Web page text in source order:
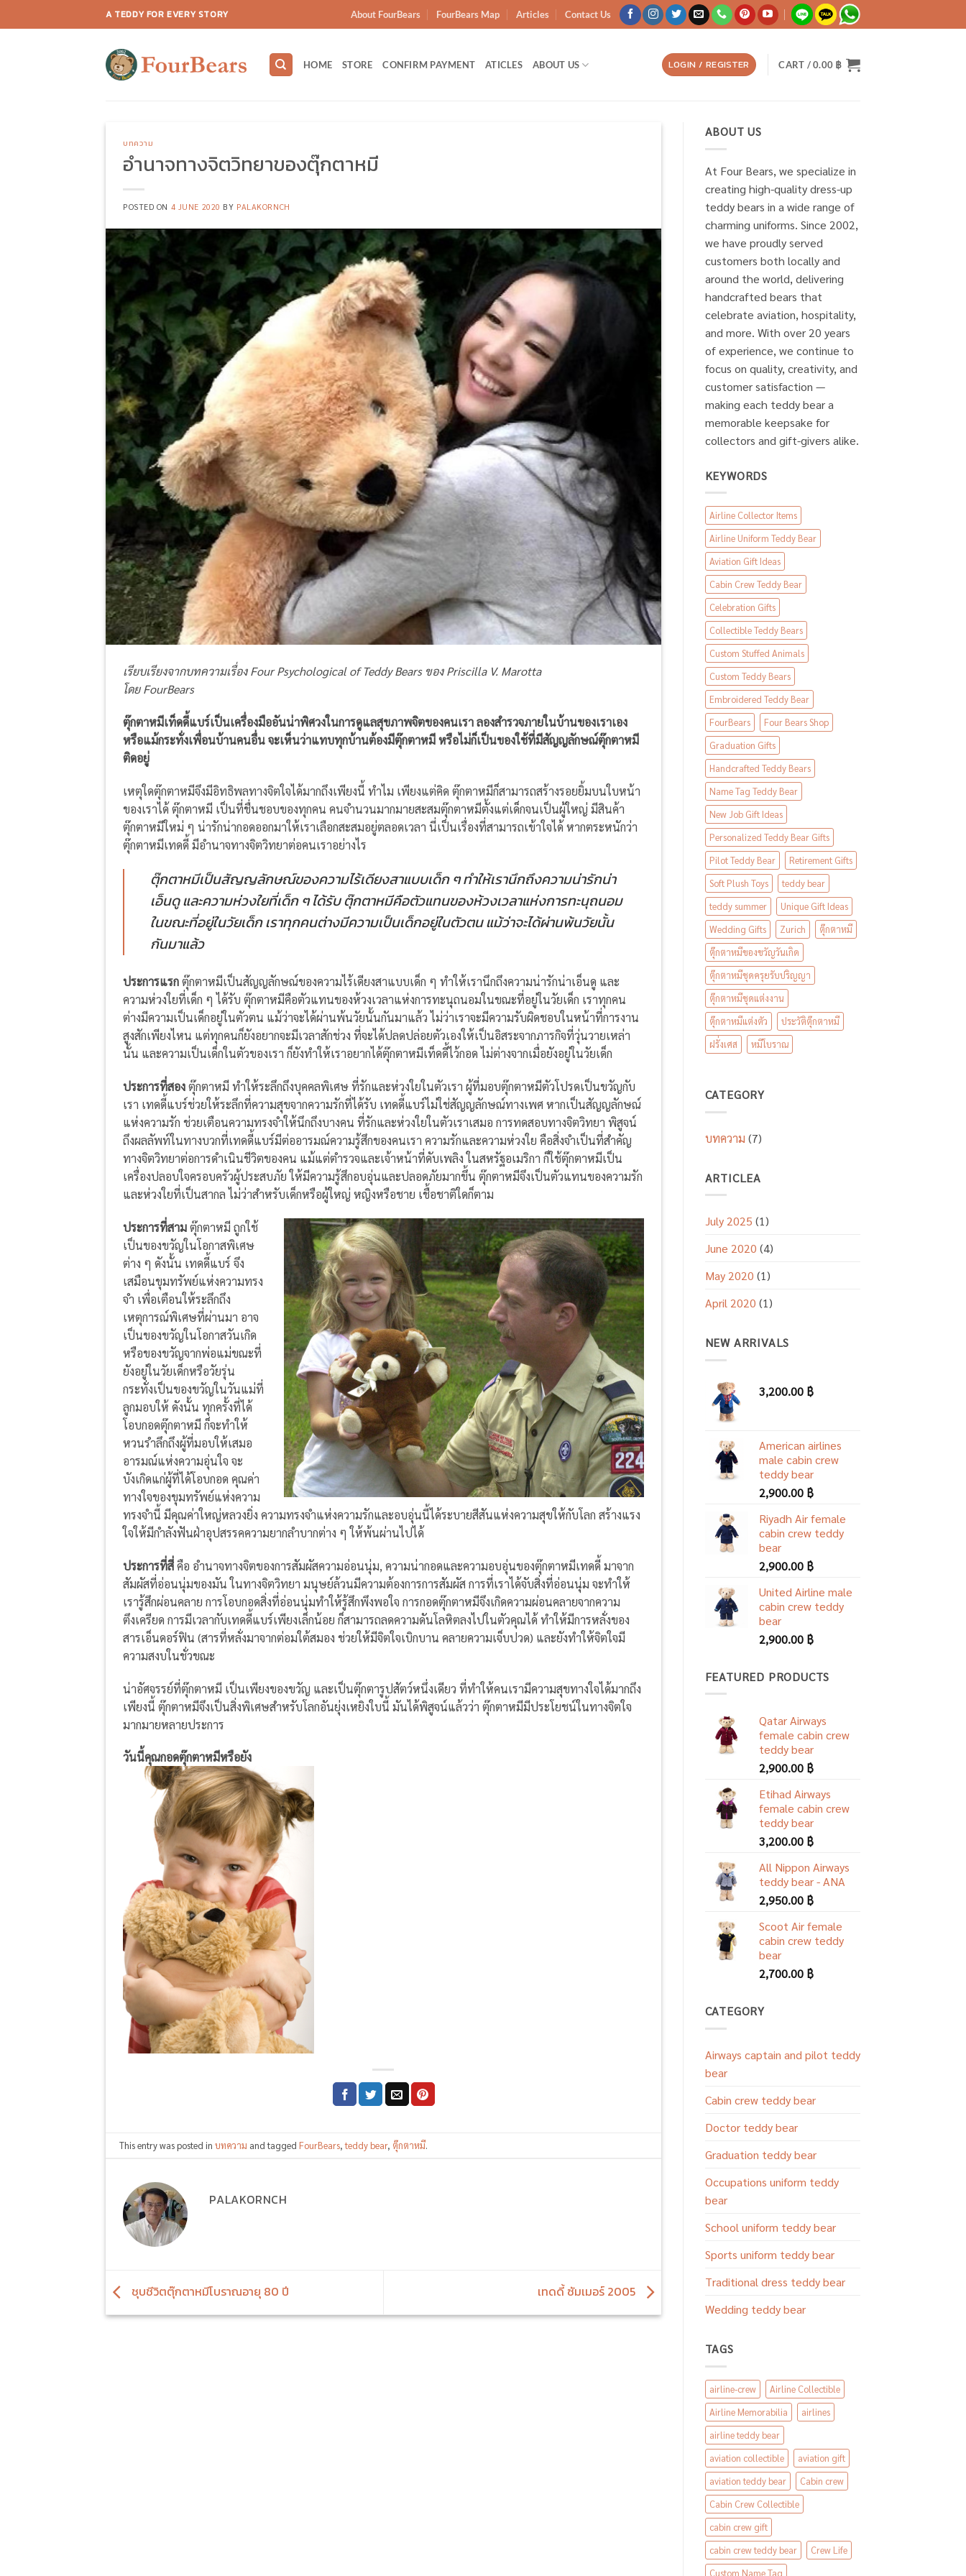
to
A TEDDY FOR EVERY STORY About FourBears FourBears Map Articles Contact Us
HOME STORE CONFIRM PAYMENT ATICLES ABOUT US LOGIN / REGISTER CART /0.00 ฿
บทความ
อำนาจทางจิตวิทยาของตุ๊กตาหมี
POSTED ON 4 JUNE 2020 BY PALAKORNCH
เรียบเรียงจากบทความเรื่อง Four Psychological of Teddy Bears ของ Priscilla V. Marotta
โดย FourBears
ตุ๊กตาหมีเท็ดดี้แบร์เป็นเครื่องมืออันน่าพิศวงในการดูแลสุขภาพจิตของคนเรา ลองสำรวจภายในบ้านของเราเอง
หรือแม้กระทั่งเพื่อนบ้านคนอื่น จะเห็นว่าแทบทุกบ้านต้องมีตุ๊กตาหมี หรือไม่ก็เป็นของใช้ที่มีสัญญลักษณ์ตุ๊กตาหมี
ติดอยู่
เหตุใดตุ๊กตาหมีจึงมีอิทธิพลทางจิตใจได้มากถึงเพียงนี้ ทำไม เพียงแต่คิด ตุ๊กตาหมีก็สามารถสร้างรอยยิ้มบนใบหน้า
ของเราได้ ตุ๊กตาหมี เป็นที่ชื่นชอบของทุกคน คนจำนวนมากมายสะสมตุ๊กตาหมีตั้งแต่เด็กจนเป็นผู้ใหญ่ มีสินค้า
ตุ๊กตาหมีใหม่ ๆ น่ารักน่ากอดออกมาให้เราเลือกสะสมอยู่ตลอดเวลา นี่เป็นเรื่องที่สามารถเข้าใจได้ หากตระหนักว่า
ตุ๊กตาหมีเทดดี้ มีอำนาจทางจิตวิทยาต่อคนเราอย่างไร
ตุ๊กตาหมีเป็นสัญญลักษณ์ของความไร้เดียงสาแบบเด็ก ๆ ทำให้เรานึกถึงความน่ารักน่า
เอ็นดู และความห่วงใยที่เด็ก ๆ ได้รับ ตุ๊กตาหมีคือตัวแทนของห้วงเวลาแห่งการทะนุถนอม
ในขณะที่อยู่ในวัยเด็ก เราทุกคนต่างมีความเป็นเด็กอยู่ในตัวตน แม้ว่าจะได้ผ่านพ้นวัยนั้น
กันมาแล้ว
ประการแรกตุ๊กตาหมีเป็นสัญญลักษณ์ของความไร้เดียงสาแบบเด็ก ๆ ทำให้เรานึกถึงความน่ารักน่าเอ็นดู และ
ความห่วงใยที่เด็ก ๆ ได้รับ ตุ๊กตาหมีคือตัวแทนของห้วงเวลาแห่งการทะนุถนอมในขณะที่อยู่ในวัยเด็ก เราทุกคน
ต่างมีความเป็นเด็กอยู่ในตัวตน แม้ว่าจะได้ผ่านพ้นวัยนั้นกันมาแล้ว ไม่ว่าเราจะมีความรับผิดชอบในหน้าที่การงาน
สูงสักเพียงไหน แต่ทุกคนก็ยังอยากจะมีเวลาสักช่วง ที่จะได้ปลดปล่อยตัวเองให้เป็นอิสระจากภารกิจที่วุ่นวายเหล่า
นั้น และความเป็นเด็กในตัวของเรา ก็ยังทำให้เราอยากได้ตุ๊กตาหมีเท็ดดี้ไว้กอด ไม่ต่างจากเมื่อยังอยู่ในวัยเด็ก
ประการที่สองตุ๊กตาหมี ทำให้ระลึกถึงบุคคลพิเศษ ที่รักและห่วงใยในตัวเรา ผู้ที่มอบตุ๊กตาหมีตัวโปรดเป็นขวัญกับ
เรา เทดดี้แบร์ช่วยให้ระลึกที่ความสุขจากความรักที่ได้รับ เทดดี้แบร์ไม่ใช่สัญญลักษณ์ทางเพศ หากเป็นสัญญลักษณ์
แห่งความรัก ช่วยเตือนความทรงจำให้นึกถึงบางคน ที่รักและห่วงใยในตัวเราเสมอ การทดสอบทางจิตวิทยา พิสูจน์
ถึงผลลัพท์ในทางบวกที่เทดดี้แบร์มีต่ออารมณ์ความรู้สึกของคนเรา ความรักและความห่วงใย คือสิ่งจำเป็นที่สำคัญ
ทางจิตวิทยาต่อการดำเนินชีวิตของคน แม้แต่ตำรวจและเจ้าหน้าที่ดับเพลิง ในสหรัฐอเมริกา ก็ใช้ตุ๊กตาหมีเป็น
เครื่องปลอบใจครอบครัวผู้ประสบภัย ให้มีความรู้สึกอบอุ่นและปลอดภัยมากขึ้น ตุ๊กตาหมีจึงเป็นตัวแทนของความรัก
และห่วงใยที่เป็นสากล ไม่ว่าสำหรับเด็กหรือผู้ใหญ่ หญิงหรือชาย เชื้อชาติใดก็ตาม
ประการที่สามตุ๊กตาหมี ถูกใช้
เป็นของขวัญในโอกาสพิเศษ
ต่าง ๆ ดังนั้น เทดดี้แบร์ จึง
เสมือนขุมทรัพย์แห่งความทรง
จำ เพื่อเตือนให้ระลึกถึง
เหตุการณ์พิเศษที่ผ่านมา อาจ
เป็นของขวัญในโอกาสวันเกิด
หรือของขวัญจากพ่อแม่ขณะที่
ยังอยู่ในวัยเด็กหรือวัยรุ่น
กระทั่งเป็นของขวัญในวันแม่ที่
ลูกมอบให้ ดังนั้น ทุกครั้งที่ได้
โอบกอดตุ๊กตาหมี ก็จะทำให้
หวนรำลึกถึงผู้ที่มอบให้เสมอ
อารมณ์แห่งความอุ่นใจ จะ
บังเกิดแก่ผู้ที่ได้โอบกอด คุณค่า
ทางใจของขุมทรัพย์แห่งความ
ทรงจำนี้ มีคุณค่าใหญ่หลวงยิ่ง ความทรงจำแห่งความรักและอบอุ่นนี้ได้ระบายสีสันแห่งความสุขให้กับโลก สร้างแรง
ใจให้มีกำลังฟันฝ่าอุปสรรคความยากลำบากต่าง ๆ ให้พ้นผ่านไปได้
ประการที่สี่คือ อำนาจทางจิตของการสัมผัสความอ่อนนุ่ม, ความน่ากอดและความอบอุ่นของตุ๊กตาหมีเทดดี้ มาจาก
สัมผัสที่อ่อนนุ่มของมัน ในทางจิตวิทยา มนุษย์ล้วนมีความต้องการการสัมผัส การที่เราได้จับสิ่งที่อ่อนนุ่ม จะทำให้
เรารู้สึกผ่อนคลาย การโอบกอดสิ่งที่อ่อนนุ่มทำให้รู้สึกพึงพอใจ การกอดตุ๊กตาหมีจึงเกิดความผ่อนคลายจากความ
ตึงเครียด การมีเวลากับเทดดี้แบร์เพียงเล็กน้อย ก็สามารถลดความดันโลหิตลงไปในตัวคุณได้ ทำให้มีการหลั่งของ
สารเอ็นดอร์ฟิน (สารที่หลั่งมาจากต่อมใต้สมอง ช่วยให้มีจิตใจเบิกบาน คลายความเจ็บปวด) และยังทำให้จิตใจมี
ความสงบในชั่วขณะ
น่าอัศจรรย์ที่ตุ๊กตาหมี เป็นเพียงของขวัญ และเป็นตุ๊กตารูปสัตว์หนึ่งเดียว ที่ทำให้คนเรามีความสุขทางใจได้มากถึง
เพียงนี้ ตุ๊กตาหมีจึงเป็นสิ่งพิเศษสำหรับโลกอันยุ่งเหยิงใบนี้ มันได้พิสูจน์แล้วว่า ตุ๊กตาหมีมีประโยชน์ในทางจิตใจ
มากมายหลายประการ
วันนี้คุณกอดตุ๊กตาหมีหรือยัง
This entry was posted inบทความ and taggedFourBears,teddy bear, ตุ๊กตาหมี.
PALAKORNCH
ชุบชีวิตตุ๊กตาหมีโบราณอายุ 80 ปี เทดดี้ ซัมเมอร์ 2005
ABOUT US
At Four Bears, we specialize in
creating high-quality dress-up
teddy bears in a wide range of
charming uniforms. Since 2002,
we have proudly served
customers both locally and
around the world, delivering
handcrafted bears that
celebrate aviation, hospitality,
and more. With over 20 years
of experience, we continue to
focus on quality, creativity, and
customer satisfaction —
making each teddy bear a
memorable keepsake for
collectors and gift-givers alike.
KEYWORDS
Airline Collector Items
Airline Uniform Teddy Bear
Aviation Gift Ideas
Cabin Crew Teddy Bear
Celebration Gifts
Collectible Teddy Bears
Custom Stuffed Animals
Custom Teddy Bears
Embroidered Teddy Bear
FourBears
Four Bears Shop
Graduation Gifts
Handcrafted Teddy Bears
Name Tag Teddy Bear
New Job Gift Ideas
Personalized Teddy Bear Gifts
Pilot Teddy Bear
Retirement Gifts
Soft Plush Toys
teddy bear
teddy summer
Unique Gift Ideas
Wedding Gifts
Zurich
ตุ๊กตาหมี
ตุ๊กตาหมีของขวัญวันเกิด
ตุ๊กตาหมีชุดครุยรับปริญญา
ตุ๊กตาหมีชุดแต่งงาน
ตุ๊กตาหมีแต่งตัว
ประวัติตุ๊กตาหมี
ฝรั่งเศส
หมีโบราณ
CATEGORY
บทความ (7)
ARTICLEA
July 2025 (1)
June 2020 (4)
May 2020 (1)
April 2020 (1)
NEW ARRIVALS
3,200.00 ฿
American airlines
male cabin crew
teddy bear
2,900.00 ฿
Riyadh Air female
cabin crew teddy
bear
2,900.00 ฿
United Airline male
cabin crew teddy
bear
2,900.00 ฿
FEATURED PRODUCTS
Qatar Airways
female cabin crew
teddy bear
2,900.00 ฿
Etihad Airways
female cabin crew
teddy bear
3,200.00 ฿
All Nippon Airways
teddy bear - ANA
2,950.00 ฿
Scoot Air female
cabin crew teddy
bear
2,700.00 ฿
CATEGORY
Airways captain and pilot teddy
bear
Cabin crew teddy bear
Doctor teddy bear
Graduation teddy bear
Occupations uniform teddy
bear
School uniform teddy bear
Sports uniform teddy bear
Traditional dress teddy bear
Wedding teddy bear
TAGS
airline-crew
Airline Collectible
Airline Memorabilia
airlines
airline teddy bear
aviation collectible
aviation gift
aviation teddy bear
Cabin crew
Cabin Crew Collectible
cabin crew gift
cabin crew teddy bear
Crew Life
Custom Name Tag